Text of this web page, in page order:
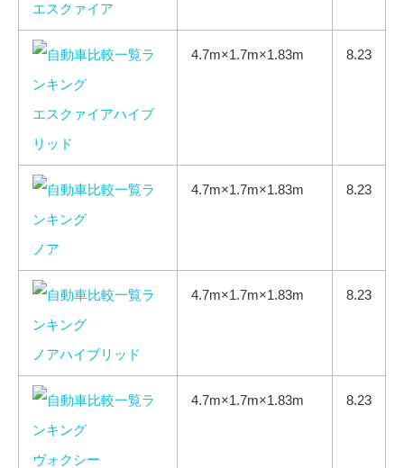
エスクァイア
エスクァイアハイブ
リッド
4.7m×1.7m×1.83m 8.23
ノア
4.7m×1.7m×1.83m 8.23
ノアハイブリッド
4.7m×1.7m×1.83m 8.23
ヴォクシー
4.7m×1.7m×1.83m 8.23